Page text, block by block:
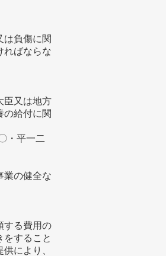
負傷に関
ればならな
臣又は地方
の給付に関
・平一二
業の健全な
する費用の
すること
により、